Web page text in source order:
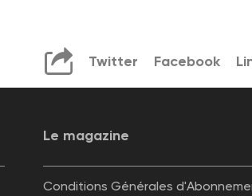
Twitter Facebook
Le magazine
Conditions Générales